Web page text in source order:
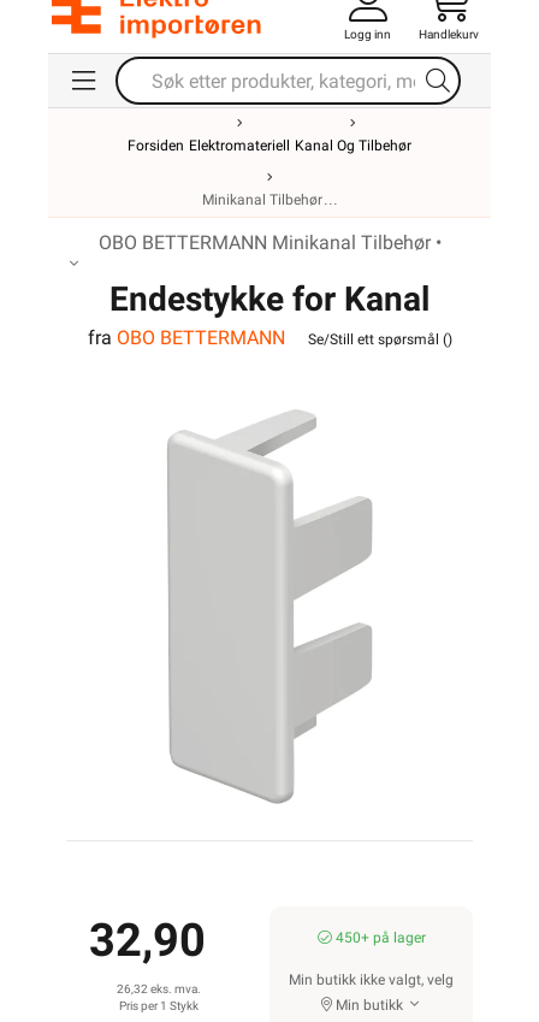
Logg inn Handlekurv
Forsiden Elektromateriell Kanal Og Tilbehør
Minikanal Tilbehør
OBO BETTERMANN Minikanal Tilbehør •
Endestykke for Kanal
WDK40060RW
fra OBO BETTERMANN Se/Still ett spørsmål ()
32,90
26,32 eks. mva.
Pris per 1 Stykk
450+ på lager
Min butikk ikke valgt, velg
Min butikk